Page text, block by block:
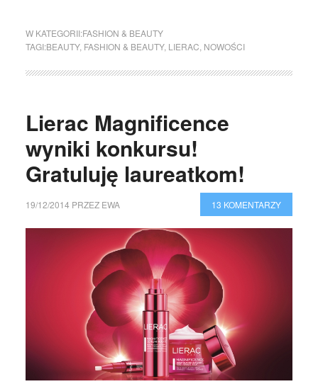
W KATEGORII:FASHION & BEAUTY
TAGI:BEAUTY, FASHION & BEAUTY, LIERAC NOWOŚCI
Lierac Magnificence
wyniki konkursu!
Gratuluję laureatkom!
19/12/2014 PRZEZ EWA 13 KOMENTARZY